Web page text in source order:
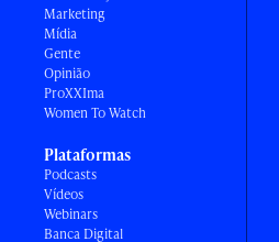
Marketing
Mídia
Gente
Opinião
ProXXIma
Women To Watch
Plataformas
Podcasts
Vídeos
Webinars
Banca Digital